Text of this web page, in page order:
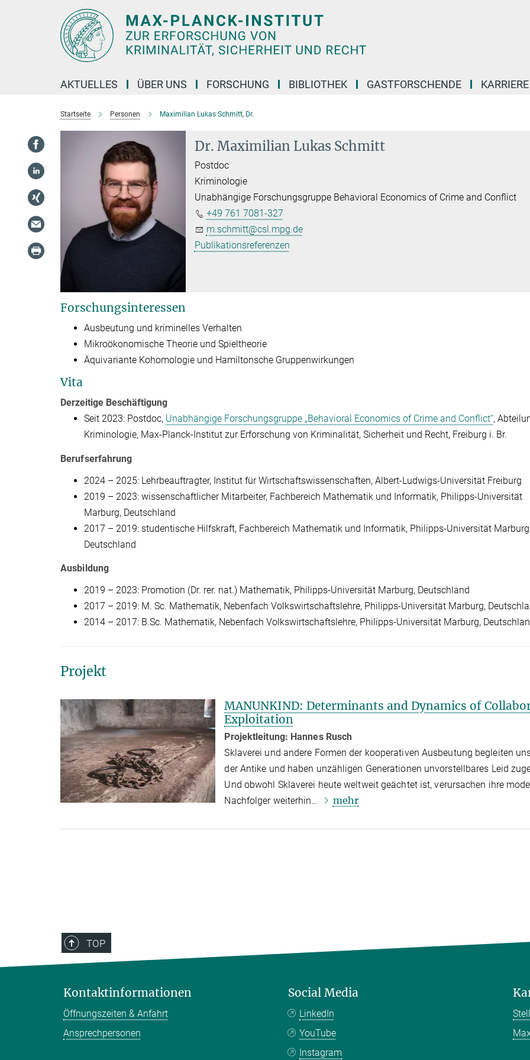
AKTUELLES ÜBER UNS FORSCHUNG BIBLIOTHEK GASTFORSCHENDE
Startseite Personen Maximilian Lukas Schmitt, Dr.
Dr. Maximilian Lukas Schmitt
Postdoc
Kriminologie
Unabhängige Forschungsgruppe Behavioral Economics of Crime and Conflict
+49 761 7081-327
m.schmitt@csl.mpg.de
Publikationsreferenzen
Forschungsinteressen
Ausbeutung und kriminelles Verhalten
Mikroökonomische Theorie und Spieltheorie
Äquivariante Kohomologie und Hamiltonsche Gruppenwirkungen
Vita
Derzeitige Beschäftigung
Seit 2023: Postdoc, Unabhängige Forschungsgruppe „Behavioral Economics of Crime and Conflict“,
Kriminologie, Max-Planck-Institut zur Erforschung von Kriminalität, Sicherheit und Recht, Freiburg i. Br.
Berufserfahrung
2024 – 2025: Lehrbeauftragter, Institut für Wirtschaftswissenschaften, Albert-Ludwigs-Universität Freiburg
2019 – 2023: wissenschaftlicher Mitarbeiter, Fachbereich Mathematik und Informatik, Philipps-Universität
Marburg, Deutschland
2017 – 2019: studentische Hilfskraft, Fachbereich Mathematik und Informatik, Philipps-Universität
Deutschland
Ausbildung
2019 – 2023: Promotion (Dr. rer. nat.) Mathematik, Philipps-Universität Marburg, Deutschland
2017 – 2019: M. Sc. Mathematik, Nebenfach Volkswirtschaftslehre, Philipps-Universität Marburg,
2014 – 2017: B.Sc. Mathematik, Nebenfach Volkswirtschaftslehre, Philipps-Universität Marburg,
Projekt
MANUNKIND: Determinants and Dynamics of
Exploitation
Projektleitung: Hannes Rusch
Sklaverei und andere Formen der kooperativen Ausbeutung begleiten
der Antike und haben unzähligen Generationen unvorstellbares Leid
Und obwohl Sklaverei heute weltweit geächtet ist, verursachen ihre
Nachfolger weiterhin…
mehr
TOP
Kontaktinformationen
Öffnungszeiten & Anfahrt
Ansprechpersonen
Social Media
LinkedIn
YouTube
Instagram